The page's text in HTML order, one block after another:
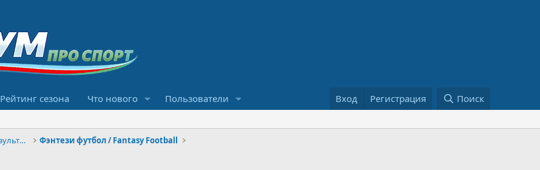
Рейтинг сезона Что нового Пользователи Вход Регистрация Поиск
Конкурсы прогнозов и обсуждение результатов Фэнтези футбол / Fantasy Football